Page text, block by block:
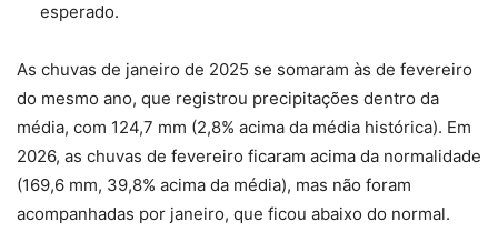
esperado.
As chuvas de janeiro de 2025 se somaram às de fevereiro
do mesmo ano, que registrou precipitações dentro da
média, com 124,7 mm (2,8% acima da média histórica). Em
2026, as chuvas de fevereiro ficaram acima da normalidade
(169,6 mm, 39,8% acima da média), mas não foram
acompanhadas por janeiro, que ficou abaixo do normal.